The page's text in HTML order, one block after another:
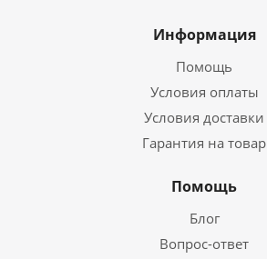
Информация
Помощь
Условия оплаты
Условия доставки
Гарантия на товар
Помощь
Блог
Вопрос-ответ